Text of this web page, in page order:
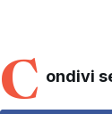
C ondivi